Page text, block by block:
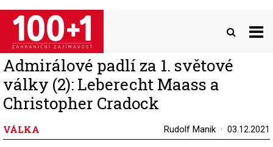
Přejít
hlavnímu
obsahu
Admirálové padlí za 1. světové
války (2): Leberecht Maass a
Christopher Cradock
VÁLKA Rudolf Manik 03.12.2021